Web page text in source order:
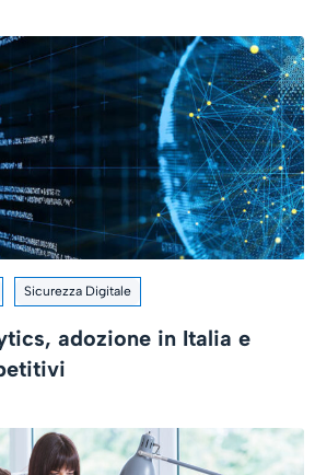
Sicurezza Digitale
adozione in Italia e